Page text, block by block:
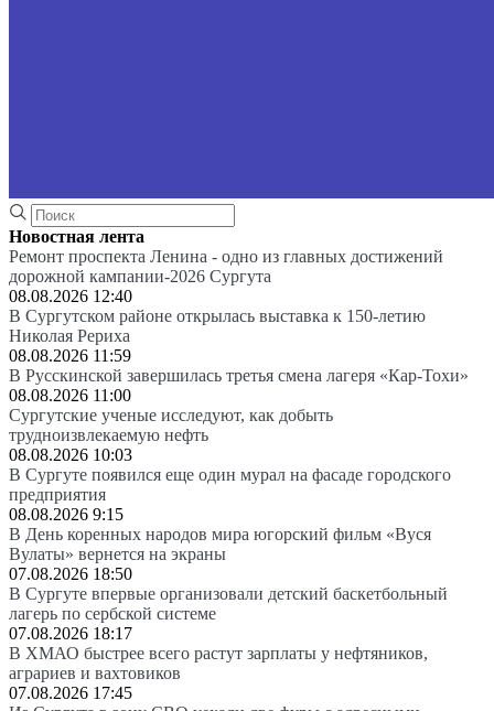
Новостная лента
Ремонт проспекта Ленина - одно из главных достижений
дорожной кампании-2026 Сургута
08.08.2026 12:40
В Сургутском районе открылась выставка к 150-летию
Николая Рериха
08.08.2026 11:59
В Русскинской завершилась третья смена лагеря «Кар-Тохи»
08.08.2026 11:00
Сургутские ученые исследуют, как добыть
трудноизвлекаемую нефть
08.08.2026 10:03
В Сургуте появился еще один мурал на фасаде городского
предприятия
08.08.2026 9:15
В День коренных народов мира югорский фильм «Вуся
Вулаты» вернется на экраны
07.08.2026 18:50
В Сургуте впервые организовали детский баскетбольный
лагерь по сербской системе
07.08.2026 18:17
В ХМАО быстрее всего растут зарплаты у нефтяников,
аграриев и вахтовиков
07.08.2026 17:45